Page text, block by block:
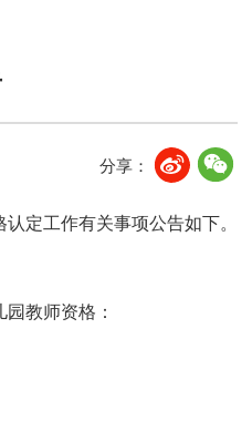
分享：
定工作有关事项公告如下。
教师资格：